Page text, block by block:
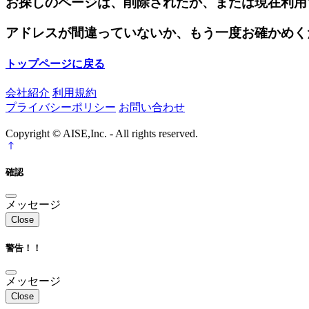
アドレスが間違っていないか、もう一度お確かめ
トップページに戻る
会社紹介 利用規約
プライバシーポリシー お問い合わせ
Copyright © AISE,Inc. - All rights reserved.
確認
メッセージ
Close
警告！！
メッセージ
Close